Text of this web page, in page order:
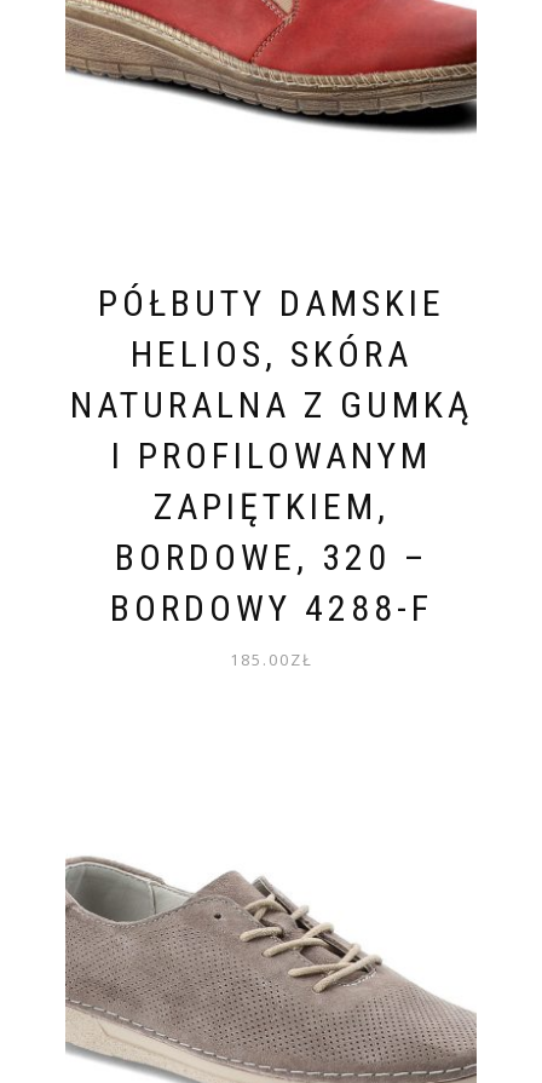
PÓŁBUTY DAMSKIE
HELIOS, SKÓRA
NATURALNA Z GUMKĄ
I PROFILOWANYM
ZAPIĘTKIEM,
BORDOWE, 320 –
BORDOWY 4288-F
185.00ZŁ